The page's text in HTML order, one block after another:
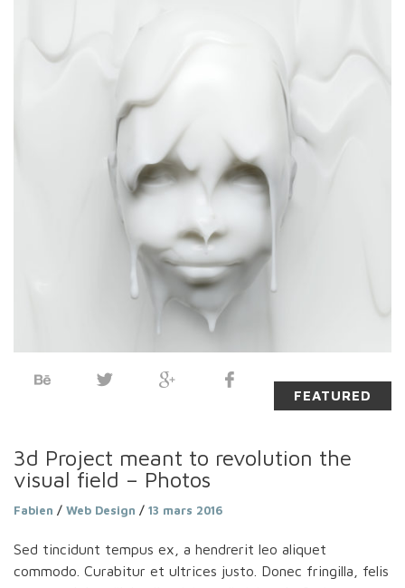
FEATURED
3d Project meant to revolution the
visual field – Photos
Fabien / Web Design / 13 mars 2016
Sed tincidunt tempus ex, a hendrerit leo aliquet
commodo. Curabitur et ultrices justo. Donec fringilla, felis